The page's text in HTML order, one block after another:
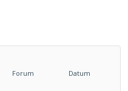
Forum Datum